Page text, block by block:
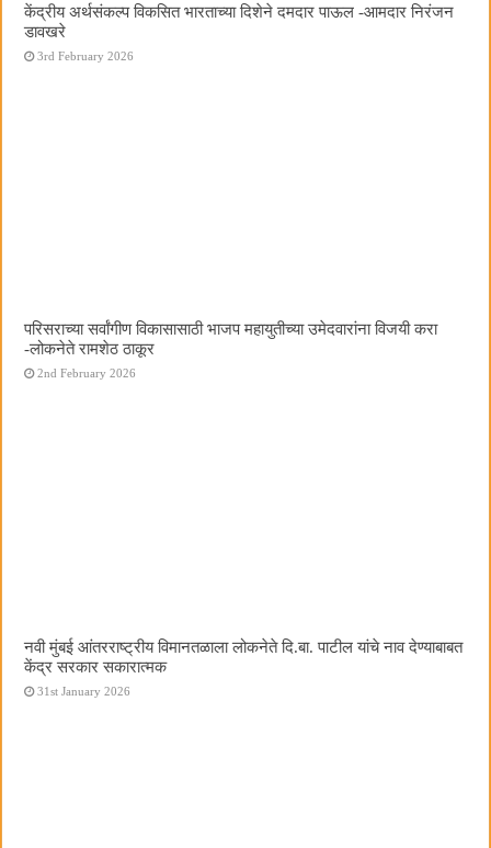
केंद्रीय अर्थसंकल्प विकसित भारताच्या दिशेने दमदार पाऊल -आमदार निरंजन
डावखरे
3rd February 2026
परिसराच्या सर्वांगीण विकासासाठी भाजप महायुतीच्या उमेदवारांना विजयी करा
-लोकनेते रामशेठ ठाकूर
2nd February 2026
नवी मुंबई आंतरराष्ट्रीय विमानतळाला लोकनेते दि.बा. पाटील यांचे नाव देण्याबाबत
केंद्र सरकार सकारात्मक
31st January 2026